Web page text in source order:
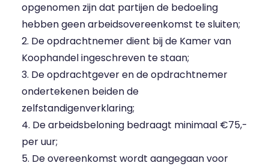
opgenomen zijn dat partijen de bedoeling
hebben geen arbeidsovereenkomst te sluiten;
2. De opdrachtnemer dient bij de Kamer van
Koophandel ingeschreven te staan;
3. De opdrachtgever en de opdrachtnemer
ondertekenen beiden de
zelfstandigenverklaring;
4. De arbeidsbeloning bedraagt minimaal €75,-
per uur;
5. De overeenkomst wordt aangegaan voor